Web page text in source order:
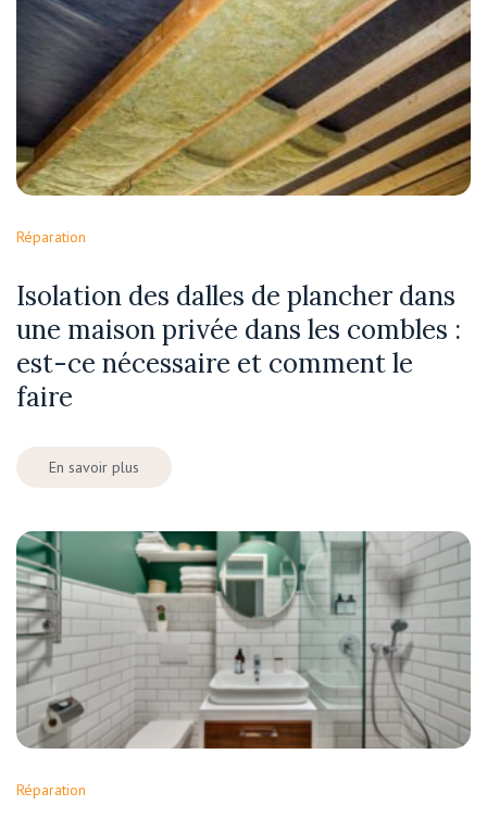
Réparation
Isolation des dalles de plancher dans
une maison privée dans les combles :
est-ce nécessaire et comment le
faire
En savoir plus
Réparation